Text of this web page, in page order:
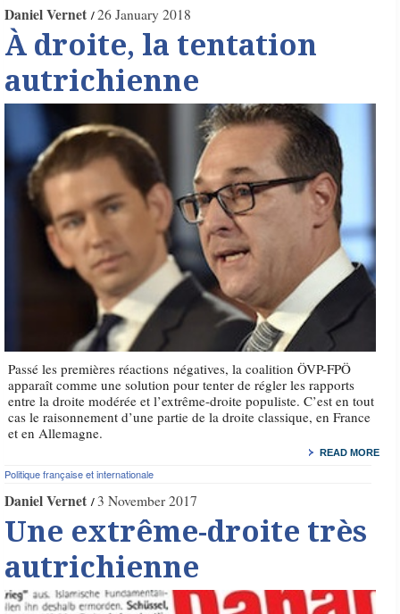
Daniel Vernet 26 January 2018
À droite, la tentation
autrichienne
Passé les premières réactions négatives, la coalition ÖVP-FPÖ
apparaît comme une solution pour tenter de régler les rapports
entre la droite modérée et l’extrême-droite populiste. C’est en tout
cas le raisonnement d’une partie de la droite classique, en France
et en Allemagne.
READ MORE
Politique française et internationale
Daniel Vernet 3 November 2017
Une extrême-droite très
autrichienne